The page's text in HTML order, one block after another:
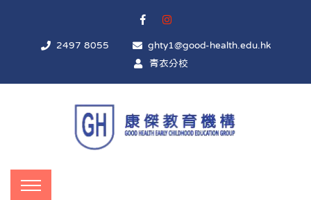
2497 8055
ghty1@good-health.edu.hk
青衣分校